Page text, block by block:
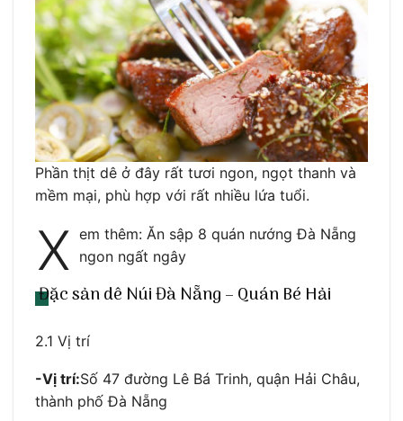
Phần thịt dê ở đây rất tươi ngon, ngọt thanh và
mềm mại, phù hợp với rất nhiều lứa tuổi.
X em thêm: Ăn sập 8 quán nướng Đà Nẵng
ngon ngất ngây
Đặc sản dê Núi Đà Nẵng – Quán Bé Hải
2.1 Vị trí
-Vị trí:Số 47 đường Lê Bá Trinh, quận Hải Châu,
thành phố Đà Nẵng